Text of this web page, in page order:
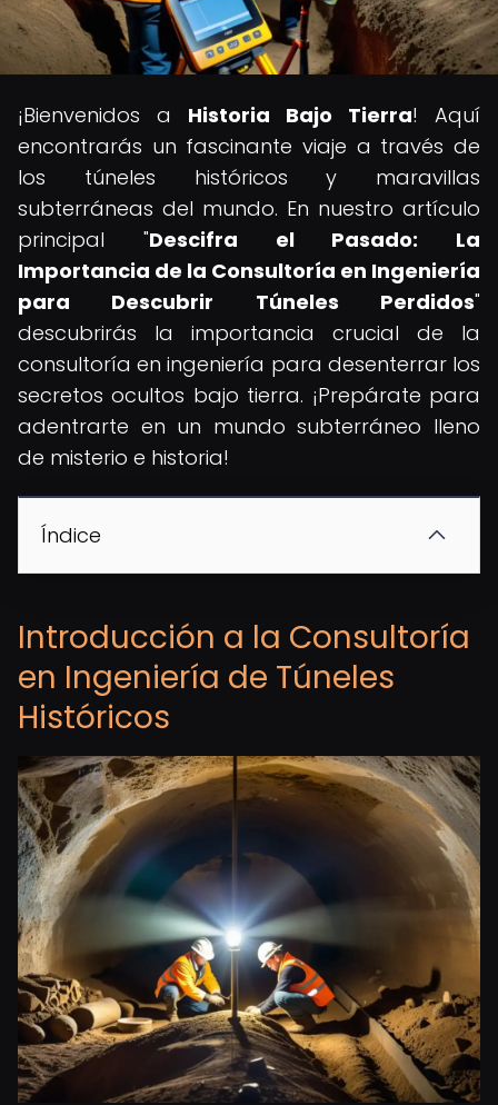
¡Bienvenidos a Historia Bajo Tierra! Aquí
encontrarás un fascinante viaje a través de
los túneles históricos y maravillas
subterráneas del mundo. En nuestro artículo
principal "Descifra el Pasado: La
Importancia de la Consultoría en Ingeniería
para Descubrir Túneles Perdidos"
descubrirás la importancia crucial de la
consultoría en ingeniería para desenterrar los
secretos ocultos bajo tierra. ¡Prepárate para
adentrarte en un mundo subterráneo lleno
de misterio e historia!
Índice
Introducción a la Consultoría
en Ingeniería de Túneles
Históricos